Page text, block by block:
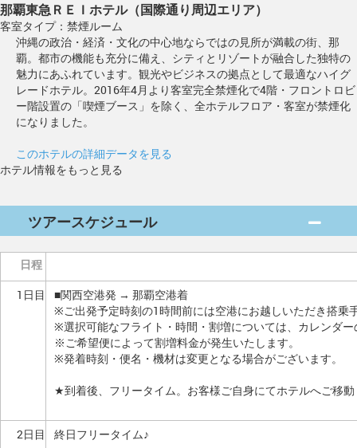
那覇東急ＲＥＩホテル（国際通り周辺エリア）
客室タイプ：禁煙ルーム
沖縄の政治・経済・文化の中心地ならではの見所が満載の街、那
覇。都市の機能も充分に備え、シティとリゾートが融合した独特の
魅力にあふれています。観光やビジネスの拠点として最適なハイグ
レードホテル。2016年4月より客室完全禁煙化で4階・フロントロビ
ー階設置の「喫煙ブース」を除く、全ホテルフロア・客室が禁煙化
になりました。
このホテルの詳細データを見る
ホテル情報をもっと見る
ツアースケジュール
日程
1日目
■関西空港発 → 那覇空港着
※ご出発予定時刻の1時間前には空港にお越しいただき搭乗
※選択可能なフライト・時間・割増については、カレンダ
※ご希望便によって割増料金が発生いたします。
※発着時刻・便名・機材は変更となる場合がございます。
★到着後、フリータイム。お客様ご自身にてホテルへご移
2日目 終日フリータイム♪